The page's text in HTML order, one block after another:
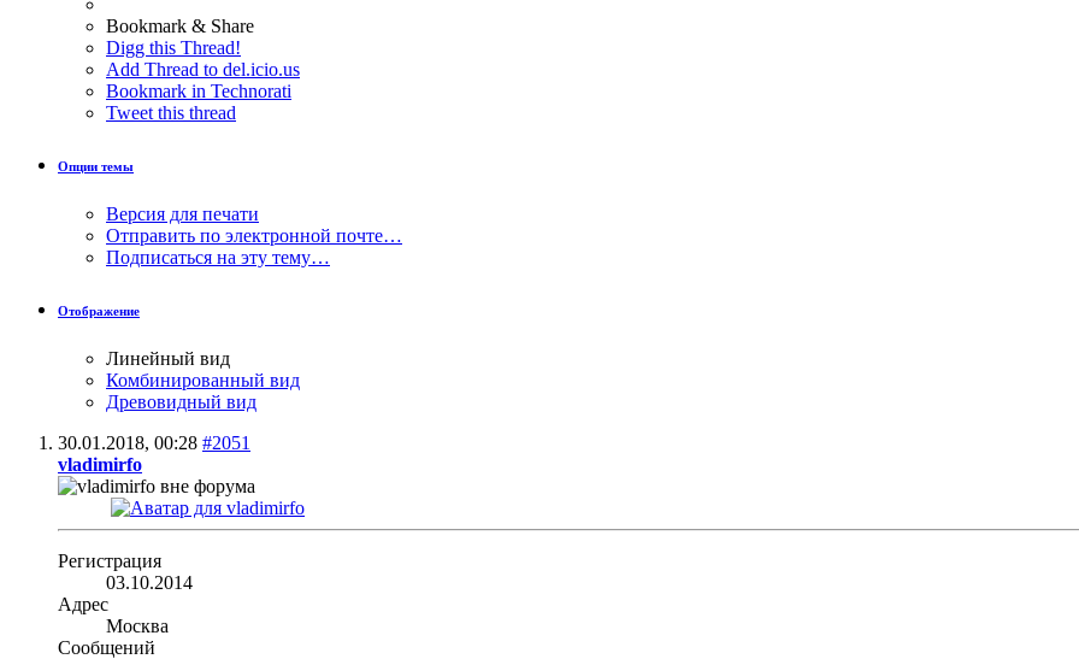
Bookmark & Share
Digg this Thread!
Add Thread to del.icio.us
Bookmark in Technorati
Tweet this thread
Опции темы
Версия для печати
Отправить по электронной почте…
Подписаться на эту тему…
Отображение
Линейный вид
Комбинированный вид
Древовидный вид
30.01.2018, 00:28 #2051
vladimirfo
Регистрация
03.10.2014
Адрес
Москва
Сообщений